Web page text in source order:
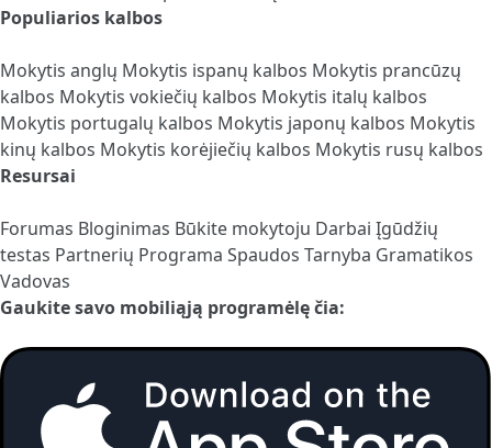
Populiarios kalbos
Mokytis anglų Mokytis ispanų kalbos Mokytis prancūzų
kalbos Mokytis vokiečių kalbos Mokytis italų kalbos
Mokytis portugalų kalbos Mokytis japonų kalbos Mokytis
kinų kalbos Mokytis korėjiečių kalbos Mokytis rusų kalbos
Resursai
Forumas Bloginimas Būkite mokytoju Darbai Įgūdžių
testas Partnerių Programa Spaudos Tarnyba Gramatikos
Vadovas
Gaukite savo mobiliąją programėlę čia: